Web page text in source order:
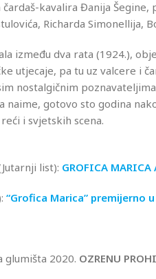
kavalira Đanija
Richarda Simonellija,
između dva rata (1924.),
utjecaje, pa tu uz valcere i
nostalgičnim
naime, gotovo sto godina
i svjetskih scena.
list): GROFICA
“Grofica Marica” premijerno
glumišta 2020. OZRENU